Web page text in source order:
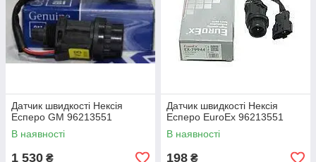
Датчик швидкості Нексія
Есперо GM 96213551
В наявності
1 530 ₴
Датчик швидкості Нексія
Есперо EuroEx 96213551
В наявності
198 ₴